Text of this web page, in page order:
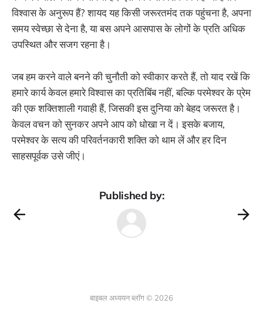
विश्वास के अनुरूप हैं? शायद यह किसी जरूरतमंद तक पहुंचना है, अपना
समय स्वेच्छा से देना है, या बस अपने आसपास के लोगों के प्रति अधिक
उपस्थित और सजग रहना है।
जब हम करने वाले बनने की चुनौती को स्वीकार करते हैं, तो याद रखें कि
हमारे कार्य केवल हमारे विश्वास का प्रतिबिंब नहीं, बल्कि परमेश्वर के प्रेम
की एक शक्तिशाली गवाही हैं, जिसकी इस दुनिया को बेहद जरूरत है।
केवल वचन को सुनकर अपने आप को धोखा न दें। इसके बजाय,
परमेश्वर के सत्य की परिवर्तनकारी शक्ति को थाम लें और हर दिन
साहसपूर्वक उसे जीएं।
Published by:
बाइबल अध्ययन ब्लॉग © 2026